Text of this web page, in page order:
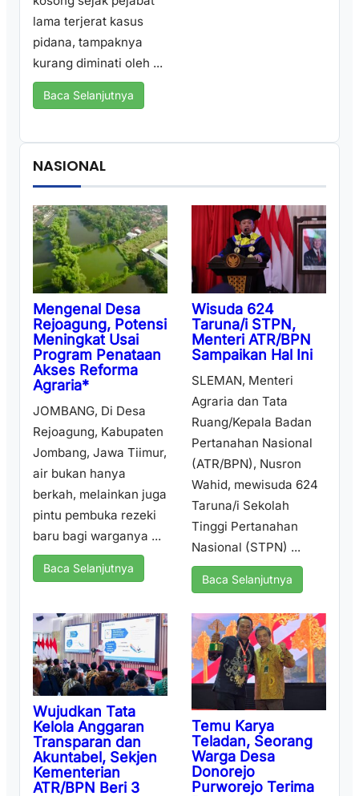
lama terjerat kasus
pidana, tampaknya
kurang diminati oleh ...
Baca Selanjutnya
NASIONAL
Mengenal Desa
Rejoagung, Potensi
Meningkat Usai
Program Penataan
Akses Reforma
Agraria*
JOMBANG, Di Desa
Rejoagung, Kabupaten
Jombang, Jawa Tiimur,
air bukan hanya
berkah, melainkan juga
pintu pembuka rezeki
baru bagi warganya ...
Baca Selanjutnya
Wisuda 624
Taruna/i STPN,
Menteri ATR/BPN
Sampaikan Hal Ini
SLEMAN, Menteri
Agraria dan Tata
Ruang/Kepala Badan
Pertanahan Nasional
(ATR/BPN), Nusron
Wahid, mewisuda 624
Taruna/i Sekolah
Tinggi Pertanahan
Nasional (STPN) ...
Baca Selanjutnya
Wujudkan Tata
Kelola Anggaran
Transparan dan
Akuntabel, Sekjen
Kementerian
ATR/BPN Beri 3
Temu Karya
Teladan, Seorang
Warga Desa
Donorejo
Purworejo Terima